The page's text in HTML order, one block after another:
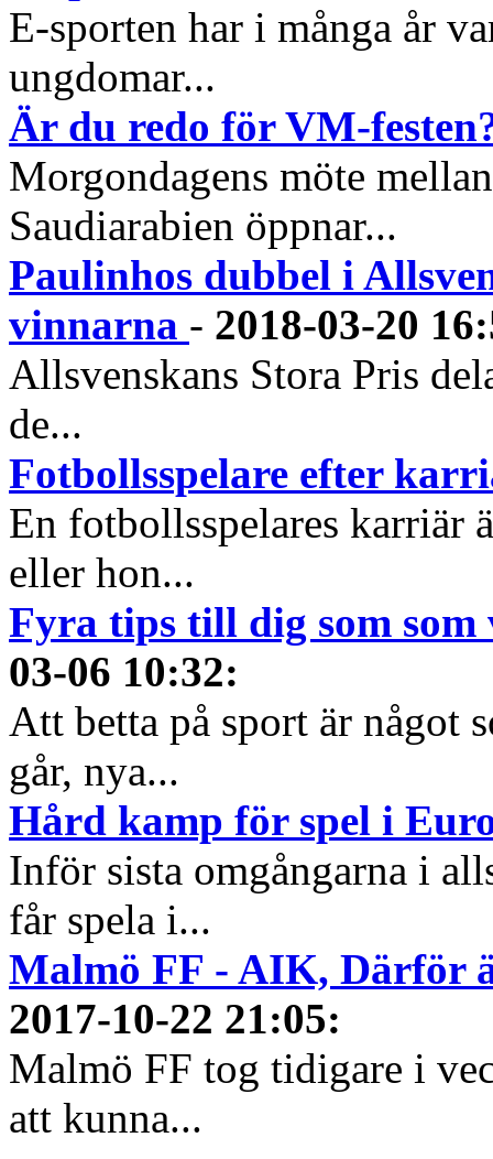
E-sporten har i många år
ungdomar...
Är du redo för VM-
Morgondagens möte
Saudiarabien öppnar...
Paulinhos dubbel i
vinnarna - 2018-03-20
Allsvenskans Stora Pris
de...
Fotbollsspelare efter
En fotbollsspelares karriär
eller hon...
Fyra tips till dig som
03-06 10:32:
Att betta på sport är något
går, nya...
Hård kamp för spel i
Inför sista omgångarna i
får spela i...
Malmö FF - AIK, Därför
2017-10-22 21:05:
Malmö FF tog tidigare i
att kunna...